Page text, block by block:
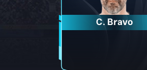
C. Bravo